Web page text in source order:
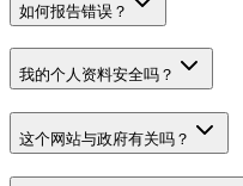
如何报告错误？
我的个人资料安全吗？
这个网站与政府有关吗？